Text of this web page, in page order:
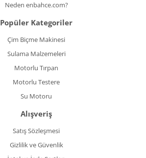
Neden enbahce.com?
Popüler Kategoriler
Çim Biçme Makinesi
Sulama Malzemeleri
Motorlu Tırpan
Motorlu Testere
Su Motoru
Alışveriş
Satış Sözleşmesi
Gizlilik ve Güvenlik